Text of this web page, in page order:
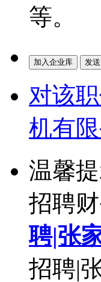
等。
对该
机有
温馨
招聘
聘|张
招聘|